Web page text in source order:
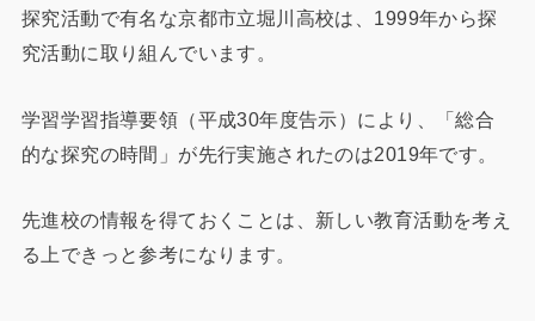
探究活動で有名な京都市立堀川高校は、1999年から探
究活動に取り組んでいます。
学習学習指導要領（平成30年度告示）により、「総合
的な探究の時間」が先行実施されたのは2019年です。
先進校の情報を得ておくことは、新しい教育活動を考え
る上できっと参考になります。